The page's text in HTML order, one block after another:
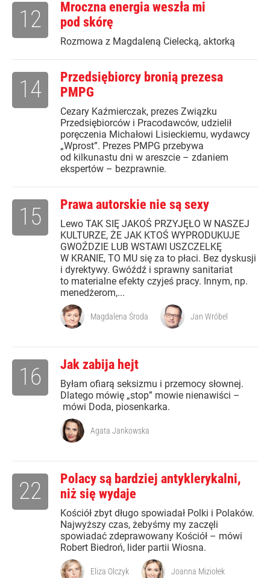
Mroczna energia weszła mi
pod skórę
Rozmowa z Magdaleną Cielecką, aktorką
12
Przedsiębiorcy bronią prezesa
PMPG
Cezary Kaźmierczak, prezes Związku
Przedsiębiorców i Pracodawców, udzielił
poręczenia Michałowi Lisieckiemu, wydawcy
„Wprost”. Prezes PMPG przebywa
od kilkunastu dni w areszcie – zdaniem
ekspertów – bezprawnie.
14
Prawa autorskie nie są sexy
Lewo TAK SIĘ JAKOŚ PRZYJĘŁO W NASZEJ
KULTURZE, ŻE JAK KTOŚ WYPRODUKUJE
GWOŹDZIE LUB WSTAWI USZCZELKĘ
W KRANIE, TO MU się za to płaci. Bez dyskusji
i dyrektywy. Gwóźdź i sprawny sanitariat
to materialne efekty czyjeś pracy. Innym, np.
menedżerom,...
15
Magdalena Środa Jan Wróbel
Jak zabija hejt
Byłam ofiarą seksizmu i przemocy słownej.
Dlatego mówię „stop” mowie nienawiści –
mówi Doda, piosenkarka.
16
Agata Jankowska
Polacy są bardziej antyklerykalni,
niż się wydaje
Kościół zbyt długo spowiadał Polki i Polaków.
Najwyższy czas, żebyśmy my zaczęli
spowiadać zdeprawowany Kościół – mówi
Robert Biedroń, lider partii Wiosna.
22
Eliza Olczyk Joanna Miziołek